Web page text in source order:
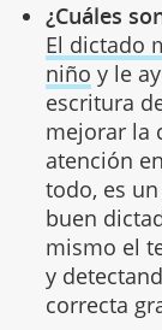
¿Cuáles
El dictado
niño y le
escritura
mejorar la
atención
todo, es
buen
mismo el
y
correcta